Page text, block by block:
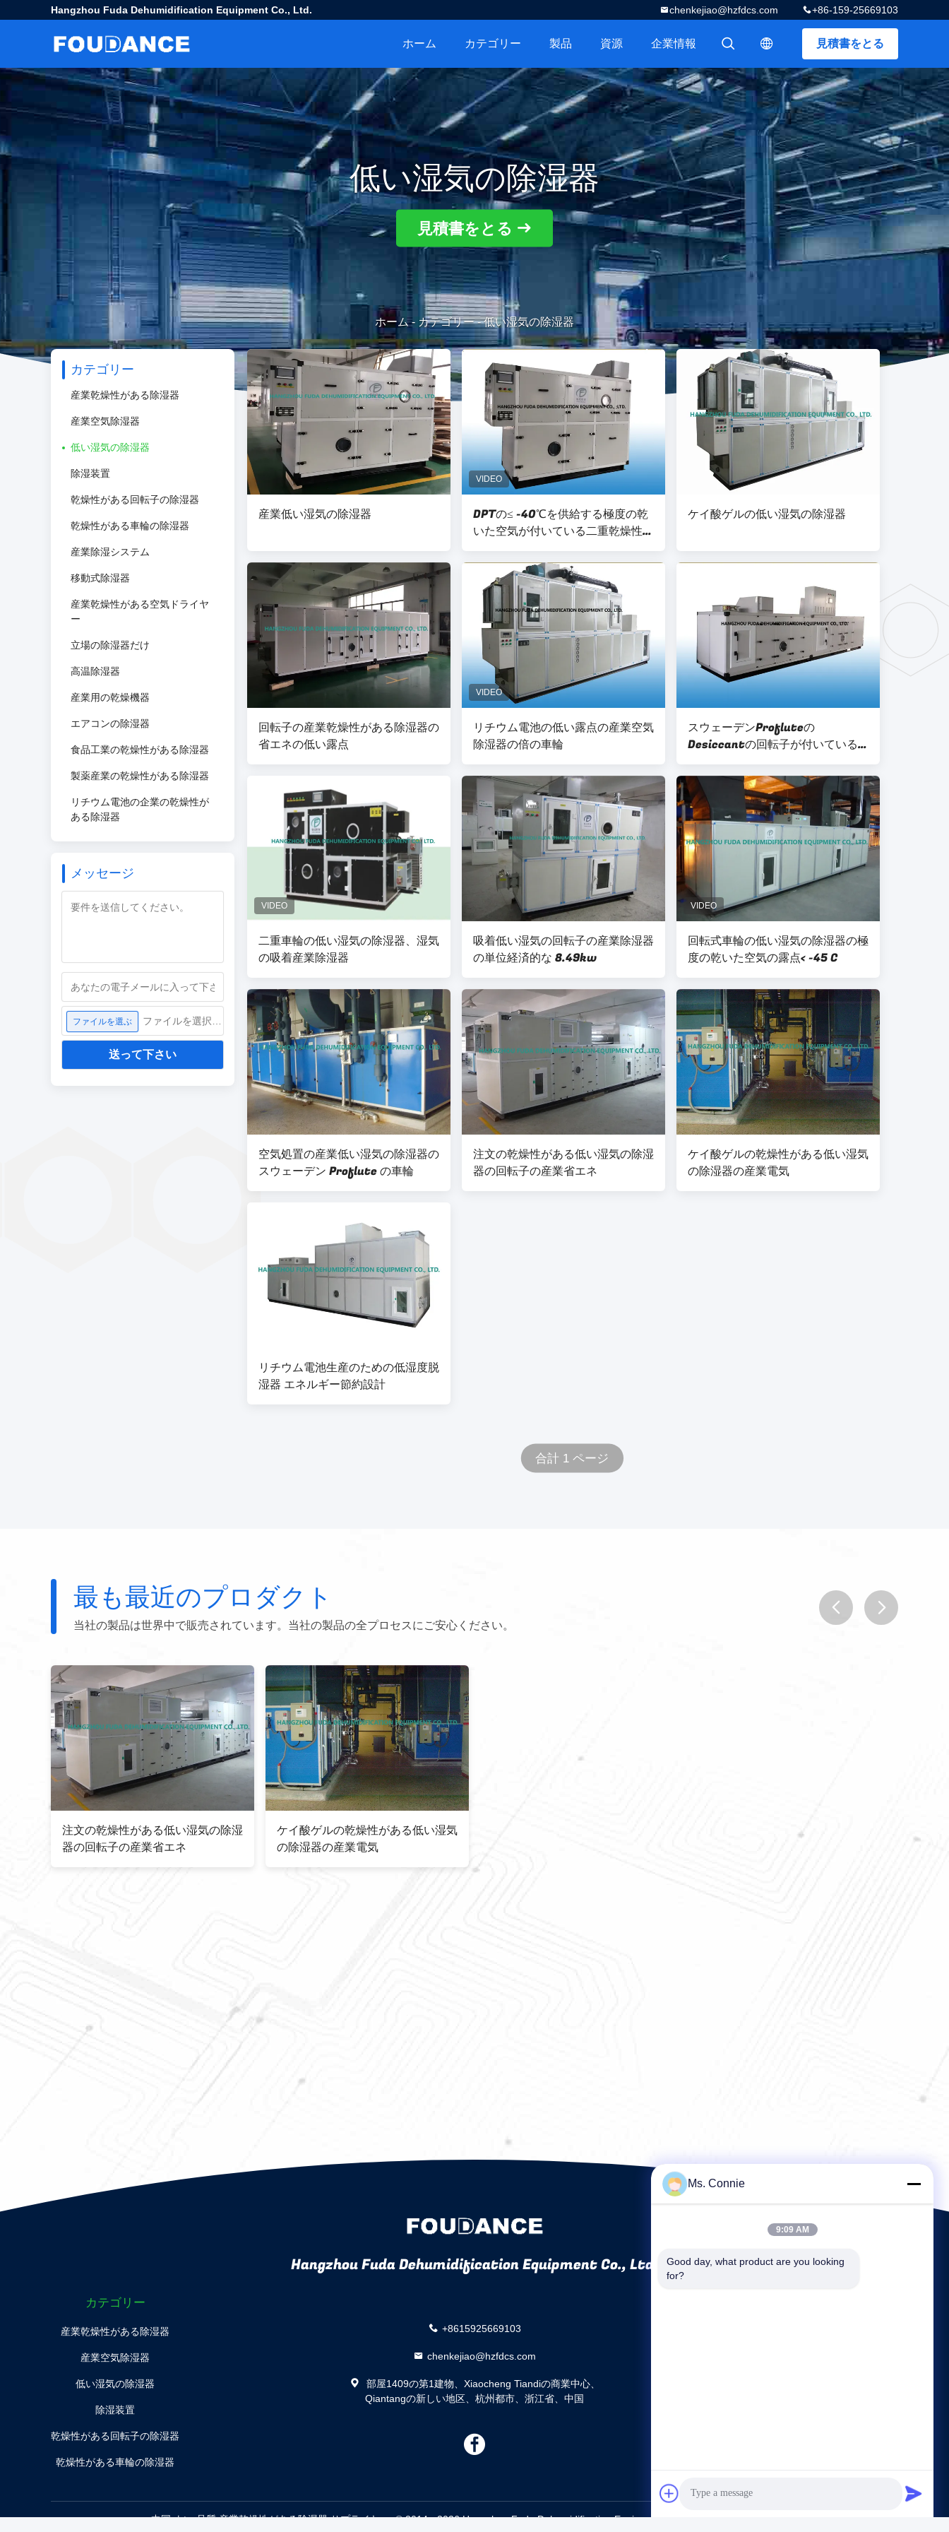
Hangzhou Fuda Dehumidification Equipment Co., Ltd. +86-159-25669103
chenkejiao@hzfdcs.com
見積書をとる
描述
描述
ホーム カテゴリー 製品 資源 企業情報
低い湿気の除湿器
見積書をとる
ホーム- カテゴリー-低い湿気の除湿器
カテゴリー
産業乾燥性がある除湿器
産業空気除湿器
低い湿気の除湿器
除湿装置
乾燥性がある回転子の除湿器
乾燥性がある車輪の除湿器
産業除湿システム
移動式除湿器
産業乾燥性がある空気ドライヤ
ー
立場の除湿器だけ
高温除湿器
産業用の乾燥機器
エアコンの除湿器
食品工業の乾燥性がある除湿器
製薬産業の乾燥性がある除湿器
リチウム電池の企業の乾燥性が
ある除湿器
メッセージ
ファイルを選ぶ
送って下さい
産業低い湿気の除湿器
DPTの≤ -40℃を供給する極度の乾
いた空気が付いている二重乾燥性が
ある回転子の低い湿気の除湿器
ケイ酸ゲルの低い湿気の除湿器
回転子の産業乾燥性がある除湿器の
省エネの低い露点
リチウム電池の低い露点の産業空気
除湿器の倍の車輪
スウェーデンProfluteの
Desiccantの回転子が付いている
低い露点の産業空気除湿の単位
二重車輪の低い湿気の除湿器、湿気
の吸着産業除湿器
吸着低い湿気の回転子の産業除湿器
の単位経済的な 8.49kw
回転式車輪の低い湿気の除湿器の極
度の乾いた空気の露点< -45 C
空気処置の産業低い湿気の除湿器の
スウェーデン Proflute の車輪
注文の乾燥性がある低い湿気の除湿
器の回転子の産業省エネ
ケイ酸ゲルの乾燥性がある低い湿気
の除湿器の産業電気
リチウム電池生産のための低湿度脱
湿器 エネルギー節約設計
合計 1 ページ
最も最近のプロダクト
当社の製品は世界中で販売されています。当社の製品の全プロセスにご安心ください。
DPTの≤ -40℃を供給する極度の乾
いた空気が付いている二重乾燥性が
ある回転子の低い湿気の除湿器
リチウム電池の低い露点の産業空気
Hangzhou Fuda Dehumidification Equipment Co., Ltd.
カテゴリー
産業乾燥性がある除湿器
産業空気除湿器
低い湿気の除湿器
除湿装置
乾燥性がある回転子の除湿器
乾燥性がある車輪の除湿器
+8615925669103
chenkejiao@hzfdcs.com
部屋1409の第1建物、Xiaocheng Tiandiの商業中心、
Qiantangの新しい地区、杭州都市、浙江省、中国
述
中国 よい 品質 産業乾燥性がある除湿器 サプライヤー. © 2014 - 2026 Hangzhou Fuda Dehumidification Equipment Co., Ltd.. All Rights Reserved.
Ms. Connie
9:09 AM
Good day, what product are you looking
for?